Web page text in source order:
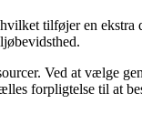
tilføjer en ekstra
Ved at vælge
forpligtelse til at